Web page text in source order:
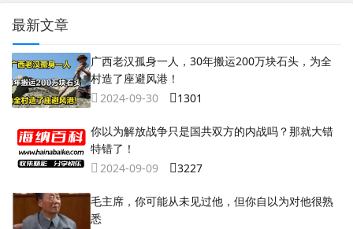
最新文章
广西老汉孤身一人，30年搬运200万块石头，为全
村造了座避风港！
2024-09-30
1301
你以为解放战争只是国共双方的内战吗？那就大错
特错了！
2024-09-09
3227
毛主席，你可能从未见过他，但你自以为对他很熟
悉